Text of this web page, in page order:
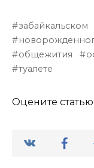
забайкальском
общежития
туалете
Оцените статью